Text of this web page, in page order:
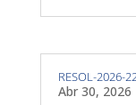
RESOL-2026-
Abr 30, 2026